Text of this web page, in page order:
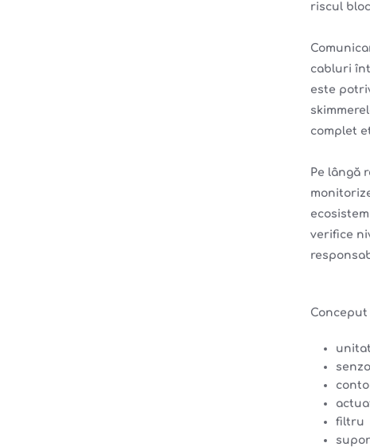
riscul
cabluri
este
complet
Pe lângă
verifice
filtru